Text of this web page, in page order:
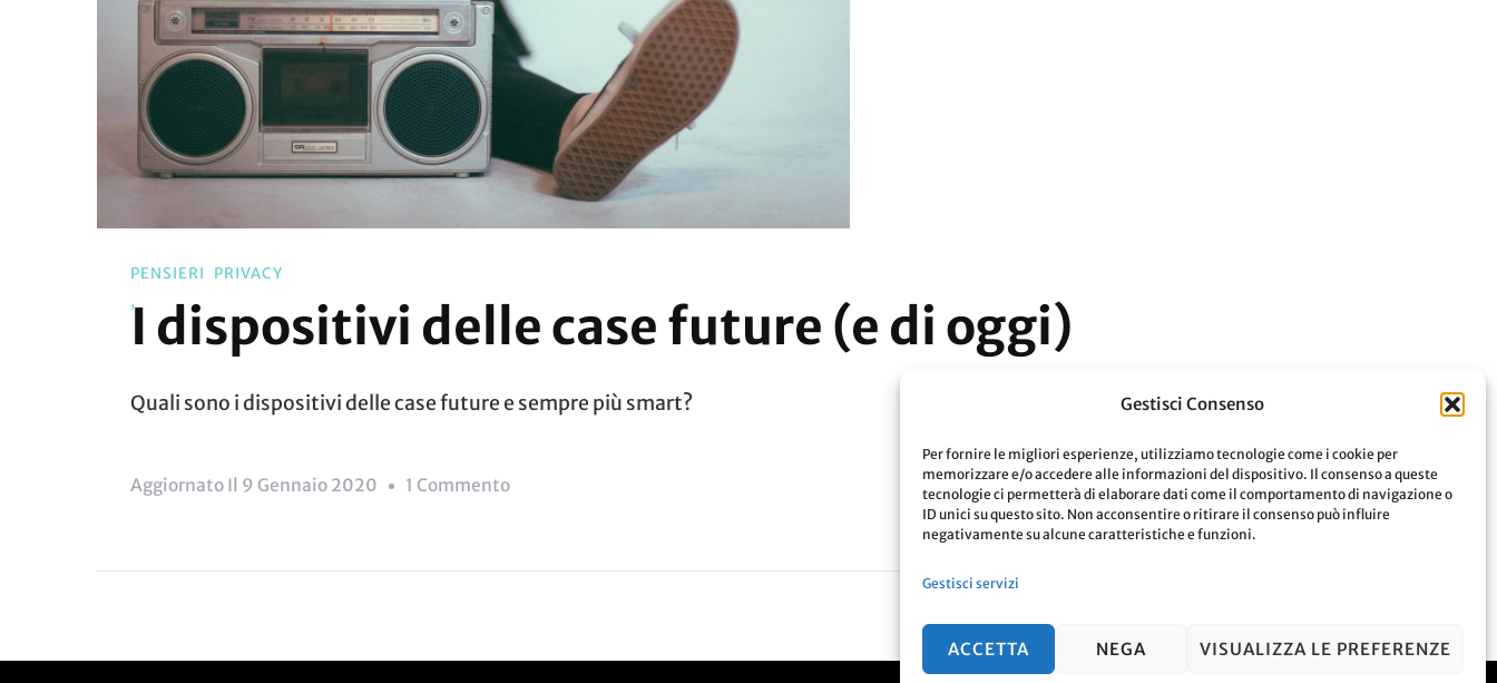
Gestisci Consenso
Per fornire le migliori esperienze, utilizziamo tecnologie come i cookie per
memorizzare e/o accedere alle informazioni del dispositivo. Il consenso a queste
tecnologie ci permetterà di elaborare dati come il comportamento di navigazione o
ID unici su questo sito. Non acconsentire o ritirare il consenso può influire
negativamente su alcune caratteristiche e funzioni.
Gestisci servizi
ACCETTA NEGA VISUALIZZA LE PREFERENZE
PENSIERI PRIVACY
I dispositivi delle case future (e di oggi)
Quali sono i dispositivi delle case future e sempre più smart?
Aggiornato Il 9 Gennaio 2020 1 CommentoSu
Future
Leggi